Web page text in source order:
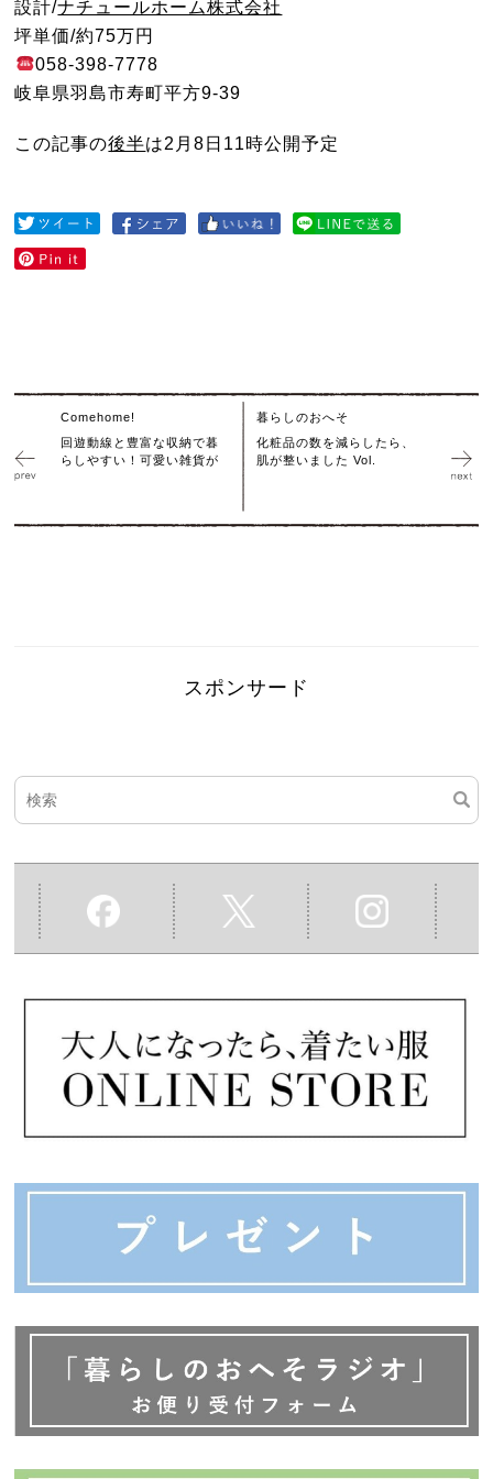
設計/ナチュールホーム株式会社
坪単価/約75万円
058-398-7778
岐阜県羽島市寿町平方9-39
この記事の後半は2月8日11時公開予定
Comehome!
回遊動線と豊富な収納で暮
らしやすい！可愛い雑貨が
暮らしのおへそ
化粧品の数を減らしたら、
肌が整いました Vol.
スポンサード